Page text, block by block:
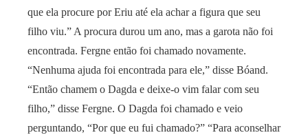
que ela procure por Eriu até ela achar a figura que seu
filho viu.” A procura durou um ano, mas a garota não foi
encontrada. Fergne então foi chamado novamente.
“Nenhuma ajuda foi encontrada para ele,” disse Bóand.
“Então chamem o Dagda e deixe-o vim falar com seu
filho,” disse Fergne. O Dagda foi chamado e veio
perguntando, “Por que eu fui chamado?” “Para aconselhar